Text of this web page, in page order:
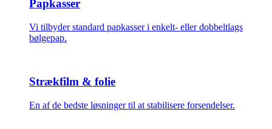
Papkasser
Vi tilbyder standard papkasser i enkelt- eller dobbeltlags
bølgepap.
Strækfilm & folie
En af de bedste løsninger til at stabilisere forsendelser.